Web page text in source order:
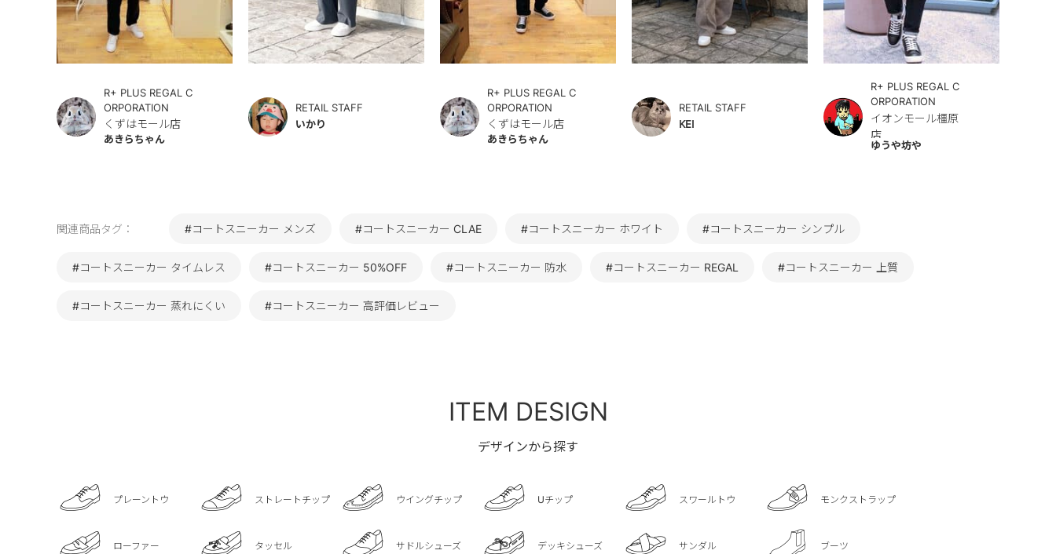
R+ PLUS REGAL C
ORPORATION
くずはモール店
あきらちゃん
RETAIL STAFF
いかり
R+ PLUS REGAL C
ORPORATION
くずはモール店
あきらちゃん
RETAIL STAFF
KEI
R+ PLUS REGAL C
ORPORATION
イオンモール橿原
店
ゆうや坊や
関連商品タグ： #コートスニーカー メンズ #コートスニーカー CLAE #コートスニーカー ホワイト #コートスニーカー シンプル
#コートスニーカー タイムレス #コートスニーカー 50%OFF #コートスニーカー 防水 #コートスニーカー REGAL #コートスニーカー 上質
#コートスニーカー 蒸れにくい #コートスニーカー 高評価レビュー
ITEM DESIGN
デザインから探す
プレーントウ ストレートチップ ウイングチップ Uチップ スワールトウ モンクストラップ
ローファー タッセル サドルシューズ デッキシューズ サンダル ブーツ